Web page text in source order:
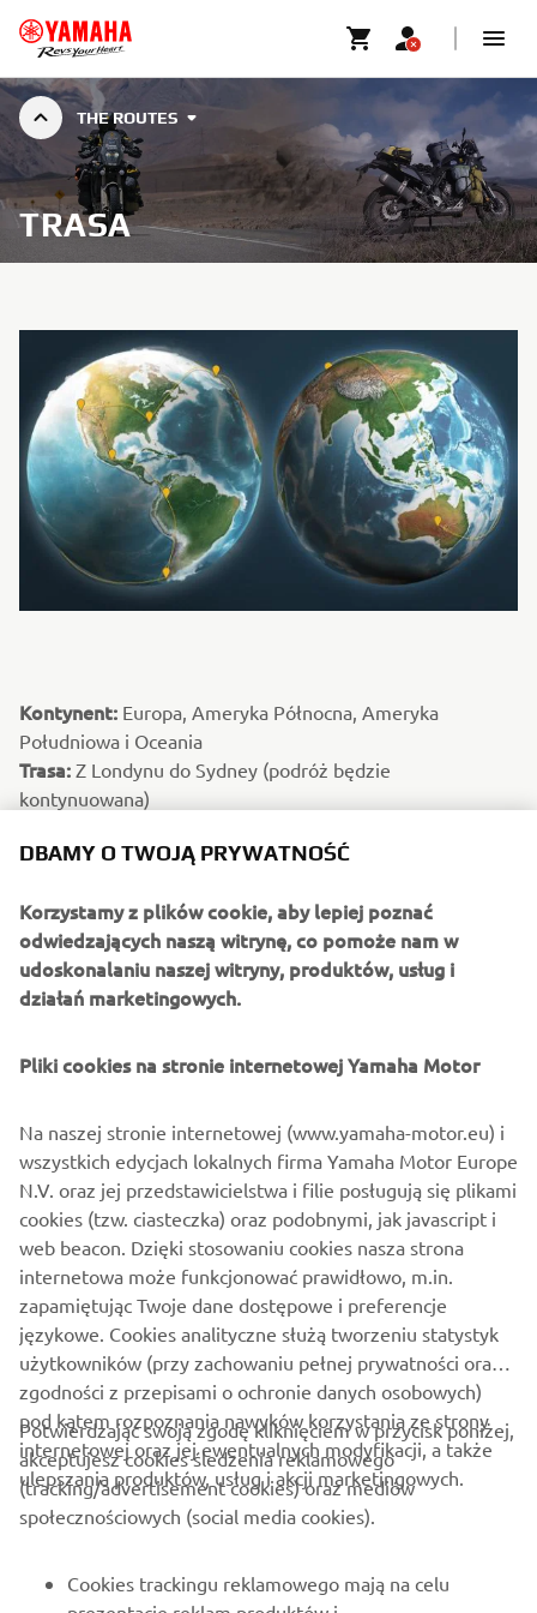
THE ROUTES
TRASA
Kontynent: Europa, Ameryka Północna, Ameryka
Południowa i Oceania
Trasa: Z Londynu do Sydney (podróż będzie
kontynuowana)
Kierowca: Nick Sanders
Ciekawostka: Nick Sanders wyrusza w swoją dziesiątą
podróż dookoła świata, a ósmą na motocyklu.
Wyruszywszy z Wielkiej Brytanii przemierza Atlantyk i
Pacyfik, by dotrzeć na drugą półkulę, a w drodze
prowadzi przez wymagające tereny, do pokonywania
O FIRMIE
DBAMY O TWOJĄ PRYWATNOŚĆ
Korzystamy z plików cookie, aby lepiej poznać
odwiedzających naszą witrynę, co pomoże nam w
udoskonalaniu naszej witryny, produktów, usług i
działań marketingowych.
Pliki cookies na stronie internetowej Yamaha Motor
Na naszej stronie internetowej (www.yamaha-motor.eu) i
wszystkich edycjach lokalnych firma Yamaha Motor Europe
N.V. oraz jej przedstawicielstwa i filie posługują się plikami
cookies (tzw. ciasteczka) oraz podobnymi, jak javascript i
web beacon. Dzięki stosowaniu cookies nasza strona
internetowa może funkcjonować prawidłowo, m.in.
zapamiętując Twoje dane dostępowe i preferencje
językowe. Cookies analityczne służą tworzeniu statystyk
użytkowników (przy zachowaniu pełnej prywatności oraz
zgodności z przepisami o ochronie danych osobowych)
pod kątem rozpoznania nawyków korzystania ze strony
internetowej oraz jej ewentualnych modyfikacji, a także
ulepszania produktów, usług i akcji marketingowych.
Potwierdzając swoją zgodę kliknięciem w przycisk poniżej,
akceptujesz cookies śledzenia reklamowego
(tracking/advertisement cookies) oraz mediów
społecznościowych (social media cookies).
Cookies trackingu reklamowego mają na celu